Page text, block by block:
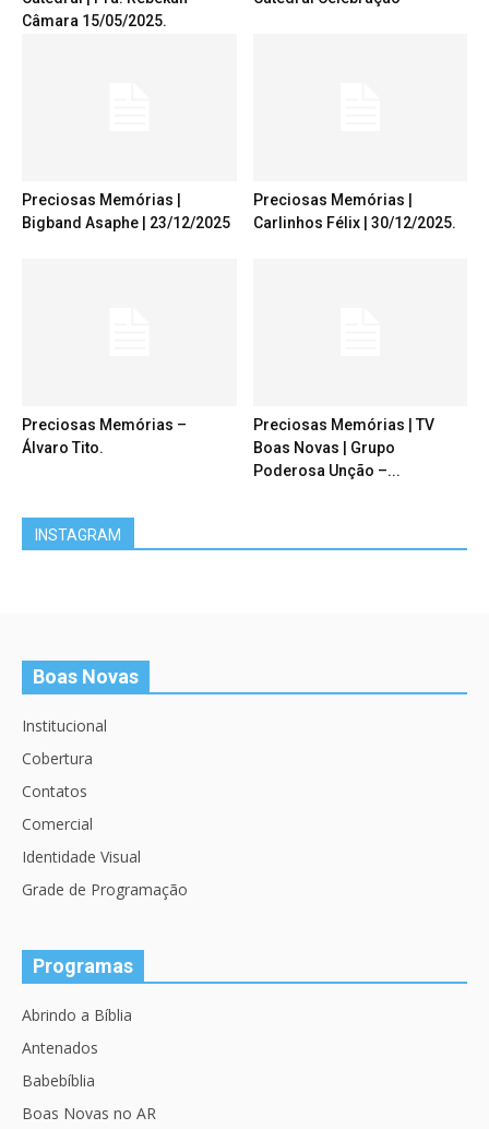
Câmara 15/05/2025.
Preciosas Memórias |
Bigband Asaphe | 23/12/2025
Preciosas Memórias |
Carlinhos Félix | 30/12/2025.
Preciosas Memórias –
Álvaro Tito.
Preciosas Memórias | TV
Boas Novas | Grupo
Poderosa Unção –...
INSTAGRAM
Boas Novas
Institucional
Cobertura
Contatos
Comercial
Identidade Visual
Grade de Programação
Programas
Abrindo a Bíblia
Antenados
Babebíblia
Boas Novas no AR